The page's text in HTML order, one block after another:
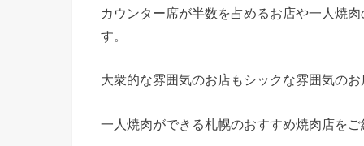
カウンター席が半数を占めるお店や一人焼
す。
大衆的な雰囲気のお店もシックな雰囲気の
一人焼肉ができる札幌のおすすめ焼肉店を